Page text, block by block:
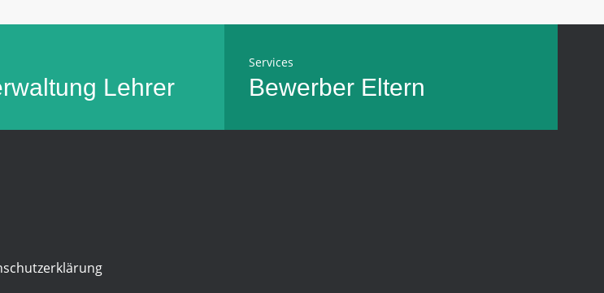
Lehrer
Services
Bewerber Eltern